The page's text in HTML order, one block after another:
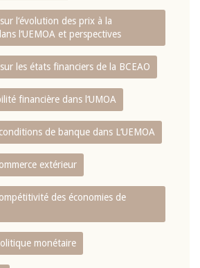
l‘évolution des prix à la
l‘UEMOA et perspectives
les états financiers de la BCEAO
financière dans l‘UMOA
de banque dans L‘UEMOA
extérieur
des économies de
monétaire